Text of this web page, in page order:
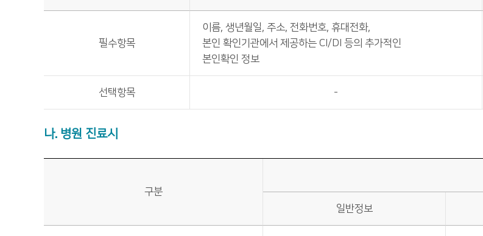
필수항목
이름, 생년월일, 주소, 전화번호, 휴대전화,
본인 확인기관에서 제공하는 CI/DI 등의 추가적인
본인확인 정보
선택항목 -
나. 병원 진료시
구분
일반정보